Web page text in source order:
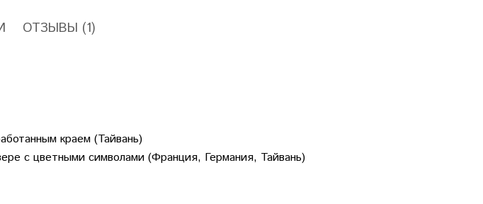
ОТЗЫВЫ (1)
краем (Тайвань)
с цветными символами (Франция, Германия, Тайвань)